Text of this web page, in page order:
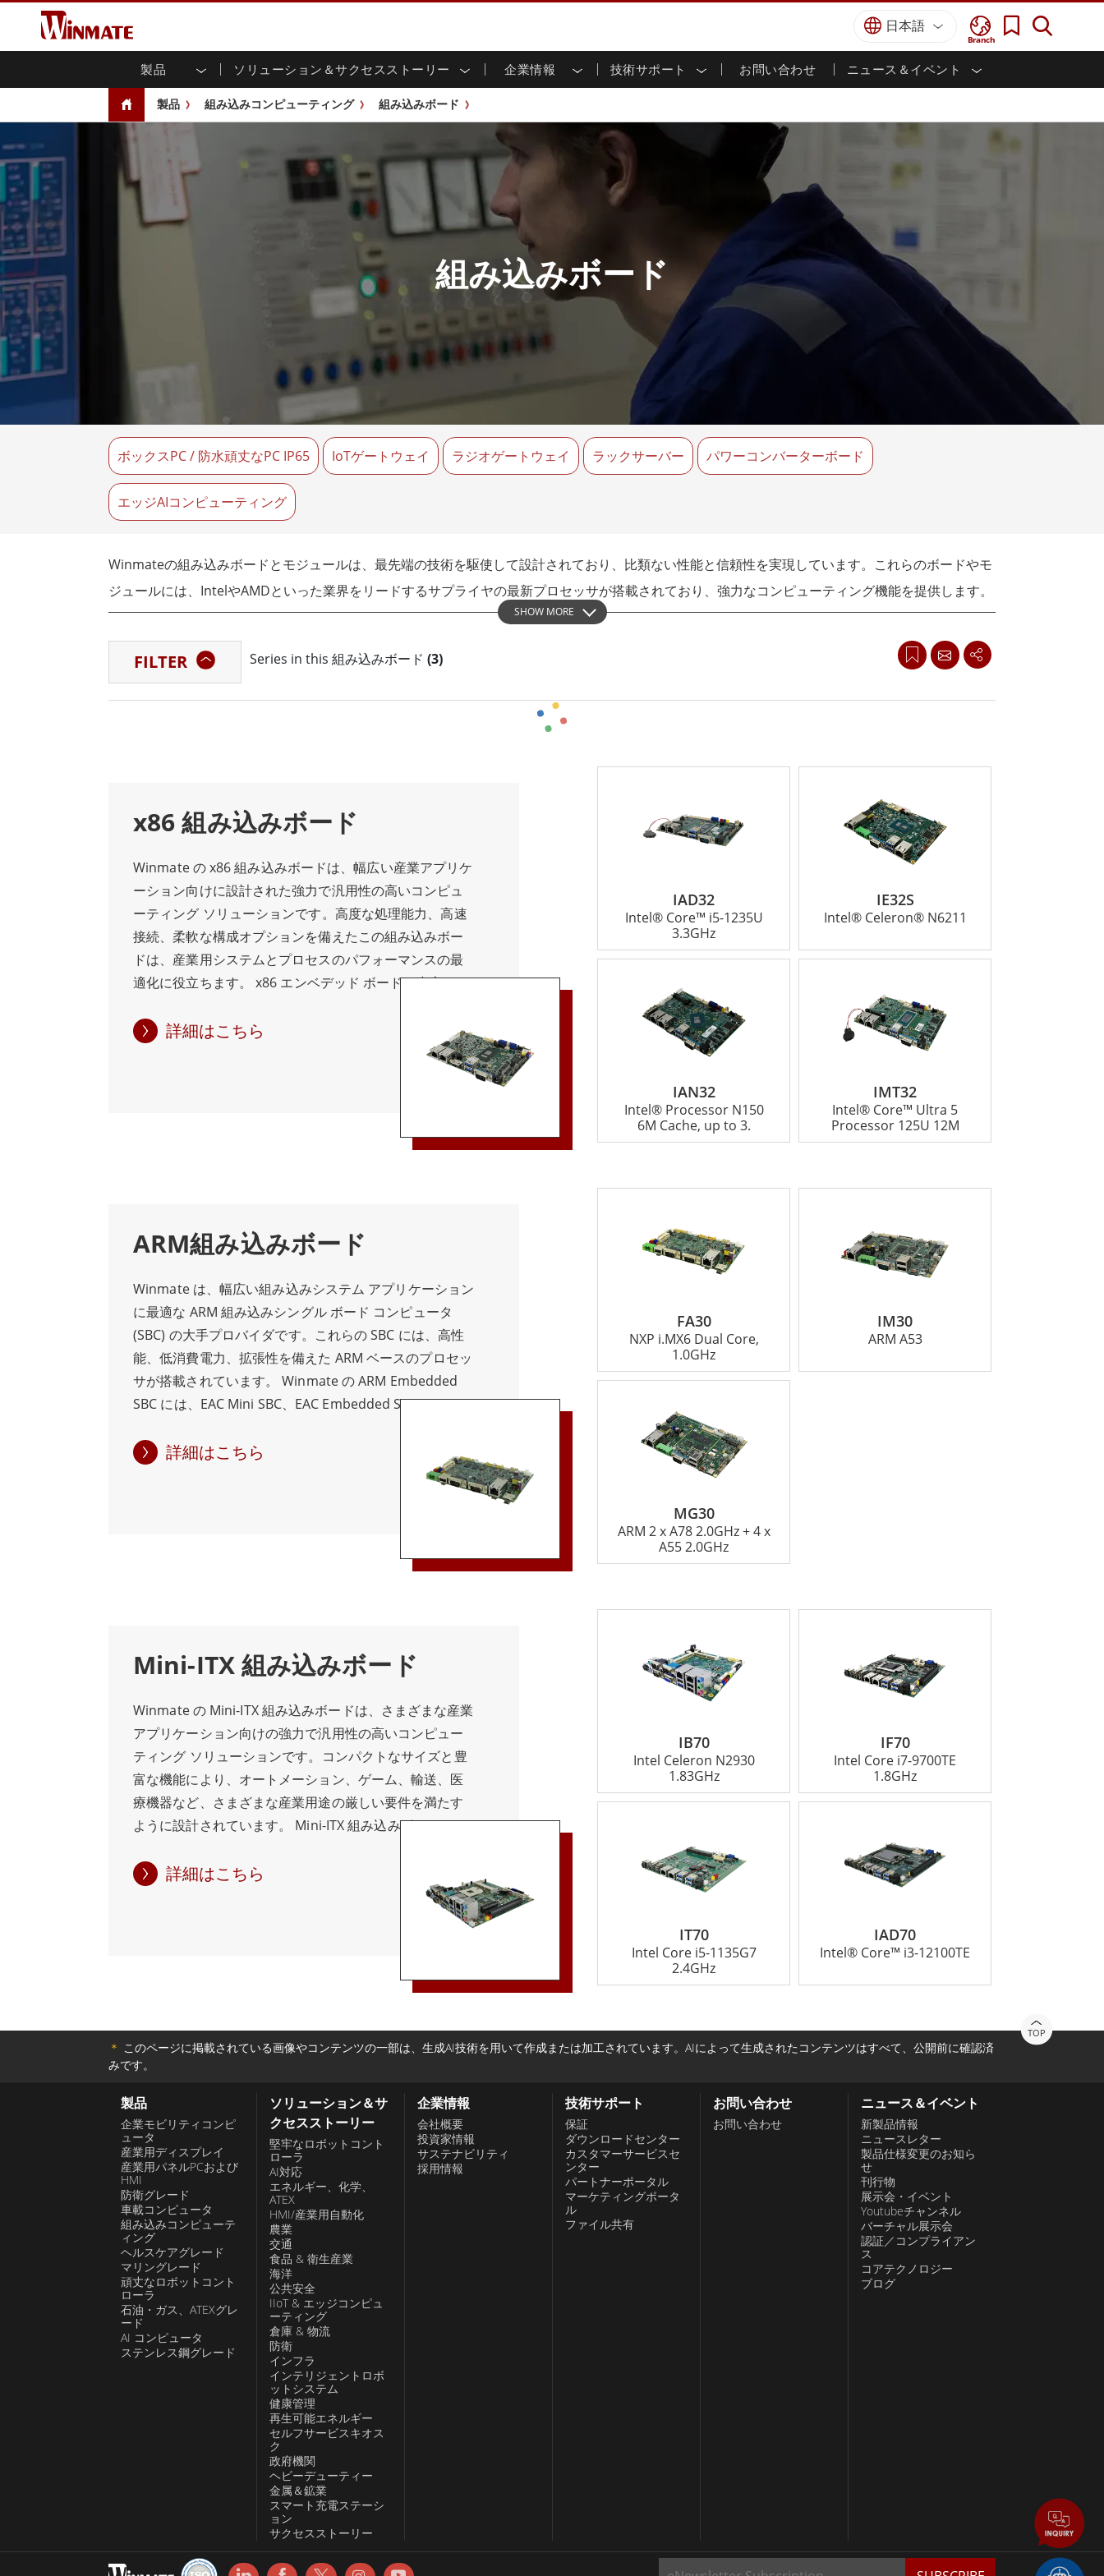
Branch
日本語
製品 ソリューション＆サクセスストーリー 企業情報 技術サポート お問い合わせ ニュース＆イベント
企業モビリティコンピュータ
頑丈なノートパソコン
堅牢タブレットコントローラー
ハンドヘルドコンピュータ
Windows堅牢タブレット
Android堅牢タブレット
超堅牢タブレット
産業用ディスプレイ
マルチタッチ (P-
オープンフレーム
シャーシ
パネルマウント
フロントIP65
PoEタッチ
USB Type-C
ステンレスシリー
ズ
屋外ディスプレイ
G-WINシリーズ /
リアマウント
ATEXグレード
ラックマウント
バータイプディス
OSD Box
HMI (P-CAPタッチ)
産業用パネルPC (P-CAPタッチ)
産業用パネルPC (抵抗膜方式)
ステンレスシリーズ
G-WINシリーズ / IP67設計
エッジAIパネルPC
防衛頑丈なノートパソコン
防衛堅牢タブレット
防衛超堅牢タブレット
防衛パネルPC
防衛ディスプレイ / NVIS ディスプレイ
防衛サーバー
地上管制ステーション
車載コンピュータ
車載用タブレット
組み込みコンピューティング
ボックスPC / 防水頑丈なPC IP65
IoTゲートウェイ
ラジオゲートウェイ
ヘルスケアグレード
ヘルスケア堅牢タブレット
ヘルスケアパネルPC
ヘルスケアディスプレイ
マリングレード
船舶用パネルPC
船舶用ディスプレイ
頑丈なロボットコントローラ
エッジAIモビリティ
ロボット コントローラー
石油・ガス、ATEXグレード
ATEXグレード堅牢タブレット
ATEX認定 堅牢型ハンドヘルドコンピュ
AI コンピュータ
エッジ AI モビリティ
エッジ AIパネルPC
エッジ AI コンピューティング
ステンレスパネルPC
ステンレスディスプレイ
堅牢なロボットコントローラ AI対応
農業
交通 食品 & 衛生産業
海洋
公共安全
IIoT & エッジコンピューティン
グ
倉庫 & 物流
防衛
インフラ
インテリジェントロボットシス
テム
健康管理
再生可能エネルギー
金属＆鉱業 スマート充電ステーション サクセスストーリー
会社概要 投資家情報
保証 ダウンロードセンター
マーケティングポータル
ファイル共有
新製品情報 ニュースレター
展示会・イベント
Youtubeチャンネル バーチャル展示会
認証／コンプライアンス
コアテクノロジー
ブログ
製品 組み込みコンピューティング 組み込みボード
組み込みボード
ボックスPC / 防水頑丈なPC IP65 IoTゲートウェイ ラジオゲートウェイ ラックサーバー パワーコンバーターボード
エッジAIコンピューティング
Winmateの組み込みボードとモジュールは、最先端の技術を駆使して設計されており、比類ない性能と信頼性を実現しています。これらのボードやモ
ジュールには、IntelやAMDといった業界をリードするサプライヤの最新プロセッサが搭載されており、強力なコンピューティング機能を提供します。
同社のCOM Expressソリューションは、拡張性、高速接続性、低消費電力を提供し、さまざまな組み込みアプリケーションに最適です。
Winmateのシングルボードコンピュータは、さまざまなフォームファクタと豊富な機能を備えた仕様で設計されており、ゲーム、医療、輸送業界など
の用途に適しています。WinmateのCompact PCI製品は、高速通信やデータ転送を必要とするアプリケーションに最適です。小型のフォームファクタ
が必要な場合、Winmateはコンパクトなボード、モジュール、コンピュータを提供し、要求の厳しい環境で動作するのに十分な効率性と堅牢性を備え
Winmateの組み込みボードコンピュータは、世界中のOEM、システムインテグレータ、製造業者から信頼されています。当社は、高品質の製品を提供
することをお約束し、経験豊富なエンジニアのチームがお客様と緊密に連携して、お客様のニーズに確実にお応えします。Winmateの組み込みボード
コンピュータを使用すれば、お客様は産業用アプリケーションのための信頼性の高い高性能なソリューションを安心してご利用いただけます。
Winmateの組込みボードとモジュールの詳細については、当社のウェブサイトをご覧いただくか、当社チームまでお問い合わせください。
SHOW MORE
FILTER Series in this 組み込みボード (3)
x86 組み込みボード
Winmate の x86 組み込みボードは、幅広い産業アプリケ
ーション向けに設計された強力で汎用性の高いコンピュ
ーティング ソリューションです。高度な処理能力、高速
接続、柔軟な構成オプションを備えたこの組み込みボー
ドは、産業用システムとプロセスのパフォーマンスの最
適化に役立ちます。 x86 エンベデッド ボードの中心には
ィング パフォーマンスと処理機能を提供します。複数の
イーサネット ポートや USB 3.0 などの複数の接続オプシ
ョンを備えたこの組み込みボードは、幅広い周辺機器や
に合わせてさまざまな構成オプションを利用できます。
計と産業グレードのコンポーネントを備えた x86 組み込
みボードは、産業環境の過酷な条件に耐えるように構築
されています。衝撃、振動、極端な温度に対する耐性が
あり、厳しい条件下でも信頼性の高い継続的な動作を保
証します。 Winmate x86 組み込みボードは、産業オート
メーション、マシン ビジョン、輸送システムなどのさま
ざまな産業アプリケーションに最適です。効率の向上、
生産性の向上、ダウンタイムの削減に役立ち、最終的に
Winmate x86 Embedded Board は、幅広い産業アプリ
ケーション向けに設計された、信頼性が高く柔軟なコン
ピューティング ソリューションです。高度な処理能力、
択肢となります。堅牢な設計と産業グレードのコンポー
詳細はこちら
IAD32
Intel® Core™ i5-1235U
3.3GHz
IE32S
Intel® Celeron® N6211
IAN32
Intel® Processor N150
6M Cache, up to 3.
IMT32
Intel® Core™ Ultra 5
Processor 125U 12M
ARM組み込みボード
Winmate は、幅広い組み込みシステム アプリケーション
に最適な ARM 組み込みシングル ボード コンピュータ
(SBC) の大手プロバイダです。これらの SBC には、高性
能、低消費電力、拡張性を備えた ARM ベースのプロセッ
サが搭載されています。 Winmate の ARM Embedded
SBC には、EAC Mini SBC、EAC Embedded SBC、EAC
ァクタがあります。 EAC Mini SBC は、サイズ、消費電
力、コストが重要な要素となるアプリケーションに最適
システム、IoT デバイス、医療機器での使用に最適です。
イーサネット、USB、HDMI などの複数のインターフェ
イスを備えた、より強力な SBC です。この SBC は、マシ
ン ビジョン、ロボット工学、ゲームなどのアプリケーシ
ョン向けに設計されています。 EAC Embedded Box PC
は、SBC の機能と堅牢なエンクロージャを組み合わせ
た、コンパクトで堅牢な組み込みコンピュータです。
ARM Cortex-A53/A57 プロセッサ、最大 4GB LPDDR3 メ
モリ、およびギガビット イーサネット、USB、HDMI、
います。この SBC は、堅牢で信頼性の高いコンピューテ
ィング プラットフォームが必要とされる輸送、オートメ
ーション、屋外キオスクでの使用に最適です。 Winmate
れており、開発者が迅速に作業を開始できるようにしま
語と開発環境をサポートしています。 Winmate の ARM
組み込み SBC を使用すると、組み込みシステム アプリケ
ーションに信頼性の高い高性能コンピューティング ソリ
ューションを確実に提供できます。
詳細はこちら
FA30
NXP i.MX6 Dual Core,
1.0GHz
IM30
ARM A53
MG30
ARM 2 x A78 2.0GHz + 4 x
A55 2.0GHz
Mini-ITX 組み込みボード
Winmate の Mini-ITX 組み込みボードは、さまざまな産業
アプリケーション向けの強力で汎用性の高いコンピュー
ティング ソリューションです。コンパクトなサイズと豊
富な機能により、オートメーション、ゲーム、輸送、医
療機器など、さまざまな産業用途の厳しい要件を満たす
ように設計されています。 Mini-ITX 組み込みボードは、
セッサを搭載しており、最大 16GB の DDR4 メモリをサ
ポートできます。これにより、複雑なタスクを処理し、
複数のアプリケーションを同時に実行できるようにな
ネット、USB 3.0、HDMI などの幅広い接続オプションが
スとのシームレスな統合が可能になり、データの転送と
共有が容易になります。さらに、マルチディスプレイを
サポートしているため、さまざまなアプリケーションに
対して強化された視覚体験を提供できます。 Mini-ITX 組
み込みボードは、耐久性と信頼性も考慮して設計されて
います。工業グレードのコンポーネントで構築されてお
り、極端な温度、湿度、振動などの過酷な環境条件に耐
えられることがテストされています。これにより、要求
の厳しい産業環境でも確実に動作し、ダウンタイムとメ
ンテナンスのコストが削減されます。 Winmate の Mini-
ITX 組み込みボードは、さまざまな産業アプリケーション
向けの強力で信頼性の高いコンピューティング ソリュー
ションを探している人にとって優れた選択肢です。コン
パクトなサイズ、豊富な機能、堅牢な設計により、ダウ
ンタイムとメンテナンスのコストを削減しながら、生産
性と効率を向上させることができます。
詳細はこちら
IB70
Intel Celeron N2930
1.83GHz
IF70
Intel Core i7-9700TE
1.8GHz
IT70
Intel Core i5-1135G7
2.4GHz
IAD70
Intel® Core™ i3-12100TE
TOP
＊ このページに掲載されている画像やコンテンツの一部は、生成AI技術を用いて作成または加工されています。AIによって生成されたコンテンツはすべて、公開前に確認済
みです。
製品
企業モビリティコンピ
ュータ
産業用ディスプレイ
産業用パネルPCおよび
HMI
防衛グレード
車載コンピュータ
組み込みコンピューテ
ィング
ヘルスケアグレード
マリングレード
頑丈なロボットコント
ローラ
石油・ガス、ATEXグレ
ード
AI コンピュータ
ステンレス鋼グレード
ソリューション＆サ
クセスストーリー
堅牢なロボットコント
ローラ
AI対応
エネルギー、化学、
ATEX
HMI/産業用自動化
農業
交通
食品 & 衛生産業
海洋
公共安全
IIoT & エッジコンピュ
ーティング
倉庫 & 物流
防衛
インフラ
インテリジェントロボ
ットシステム
健康管理
再生可能エネルギー
セルフサービスキオス
ク
政府機関
ヘビーデューティー
金属＆鉱業
スマート充電ステーシ
ョン
サクセスストーリー
企業情報
会社概要
投資家情報
サステナビリティ
採用情報
技術サポート
保証
ダウンロードセンター
カスタマーサービスセ
ンター
パートナーポータル
マーケティングポータ
ル
ファイル共有
お問い合わせ
お問い合わせ
ニュース＆イベント
新製品情報
ニュースレター
製品仕様変更のお知ら
せ
刊行物
展示会・イベント
Youtubeチャンネル
バーチャル展示会
認証／コンプライアン
ス
コアテクノロジー
ブログ